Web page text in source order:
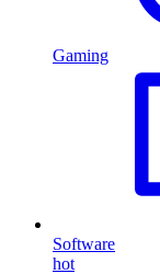
Gaming
Software
hot